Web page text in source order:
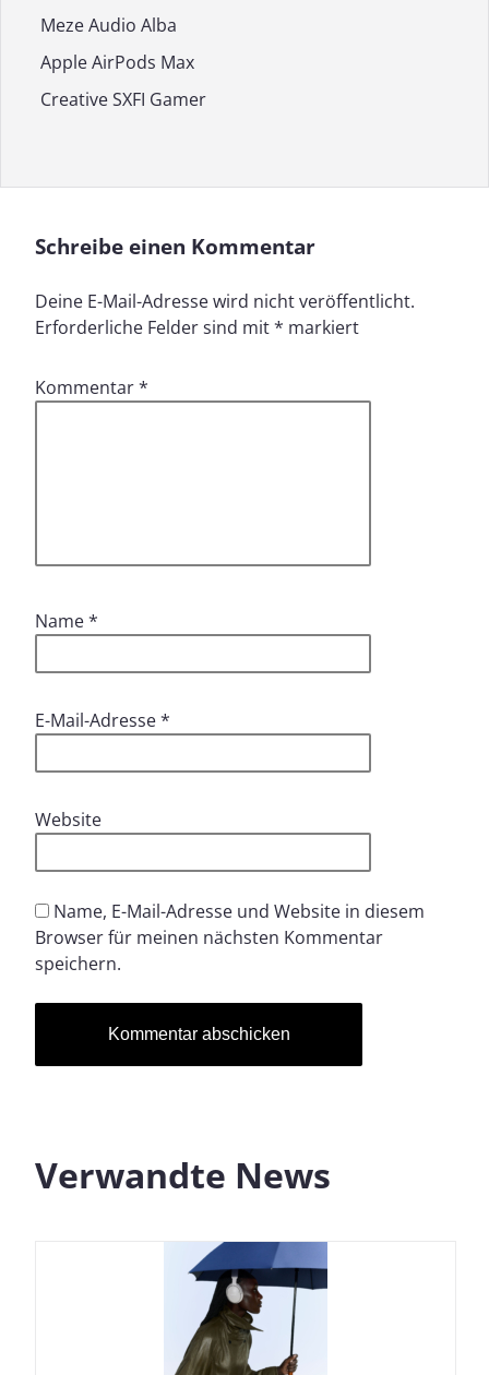
Meze Audio Alba
Apple AirPods Max
Creative SXFI Gamer
Schreibe einen Kommentar
Deine E-Mail-Adresse wird nicht veröffentlicht.
Erforderliche Felder sind mit* markiert
Kommentar*
Name*
E-Mail-Adresse*
Website
Name, E-Mail-Adresse und Website in diesem
Browser für meinen nächsten Kommentar
speichern.
Verwandte News